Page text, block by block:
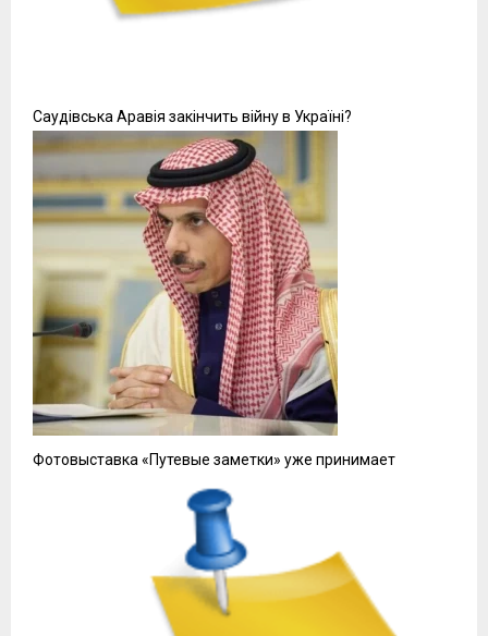
Саудівська Аравія закінчить війну в Україні?
Фотовыставка «Путевые заметки» уже принимает